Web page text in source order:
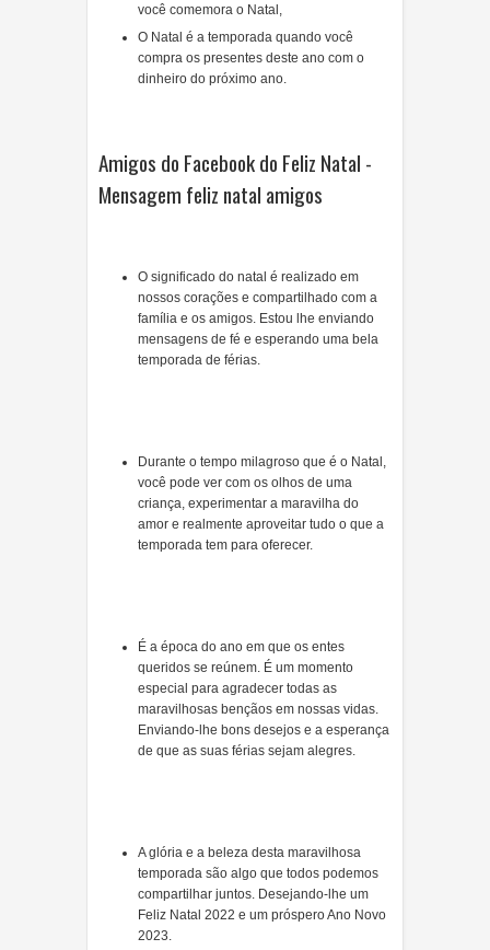
você comemora o Natal,
O Natal é a temporada quando você
compra os presentes deste ano com o
dinheiro do próximo ano.
Amigos do Facebook do Feliz Natal -
Mensagem feliz natal amigos
O significado do natal é realizado em
nossos corações e compartilhado com a
família e os amigos. Estou lhe enviando
mensagens de fé e esperando uma bela
temporada de férias.
Durante o tempo milagroso que é o Natal,
você pode ver com os olhos de uma
criança, experimentar a maravilha do
amor e realmente aproveitar tudo o que a
temporada tem para oferecer.
É a época do ano em que os entes
queridos se reúnem. É um momento
especial para agradecer todas as
maravilhosas bençãos em nossas vidas.
Enviando-lhe bons desejos e a esperança
de que as suas férias sejam alegres.
A glória e a beleza desta maravilhosa
temporada são algo que todos podemos
compartilhar juntos. Desejando-lhe um
Feliz Natal 2022 e um próspero Ano Novo
2023.